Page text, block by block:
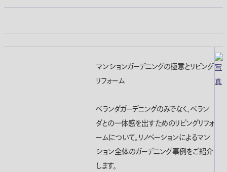
マンションガーデニングの極意とリビング
リフォーム
ベランダガーデニングのみでなく、ベラン
ダとの一体感を出すためのリビングリフォ
ームについて。リノベーションによるマン
ション全体のガーデニング事例をご紹介
します。